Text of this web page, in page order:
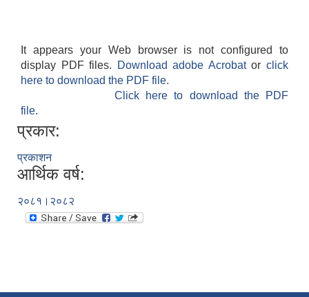
It appears your Web browser is not configured to
display PDF files.
Download adobe Acrobatorclick
here to download the PDF file.
Click here to download the PDF
file.
प्रकार:
प्रकाशन
आर्थिक वर्ष:
२०८१।२०८२